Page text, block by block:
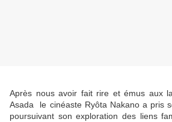
Après nous avoir fait rire et émus aux
Asada le cinéaste Ryôta Nakano a pris
poursuivant son exploration des liens